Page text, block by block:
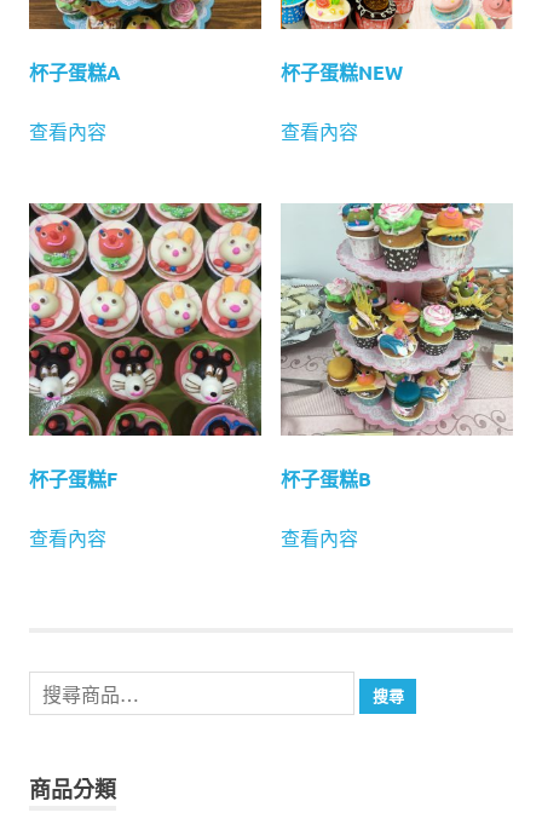
杯子蛋糕A
查看內容
杯子蛋糕NEW
查看內容
杯子蛋糕F
查看內容
杯子蛋糕B
查看內容
搜
尋
鍵
字:
搜尋
商品分類